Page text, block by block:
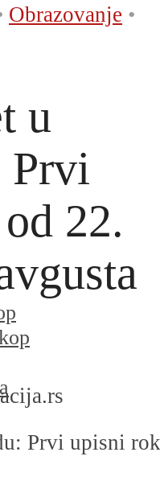
Obrazovanje •
u
Prvi
22.
Prvi upisni